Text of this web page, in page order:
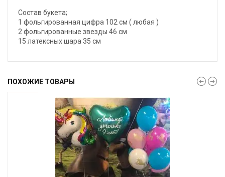
Состав букета;
1 фольгированная цифра 102 см ( любая )
2 фольгированные звезды 46 см
15 латексных шара 35 см
ПОХОЖИЕ ТОВАРЫ